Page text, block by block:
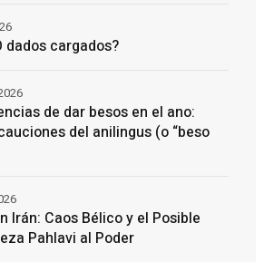
dados cargados?
de dar besos en el ano:
del anilingus (o “beso
Irán: Caos Bélico y el Posible
Pahlavi al Poder